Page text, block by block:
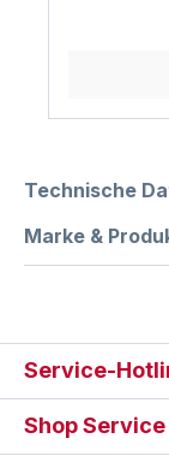
Technische
Marke &
Service-
Shop Service